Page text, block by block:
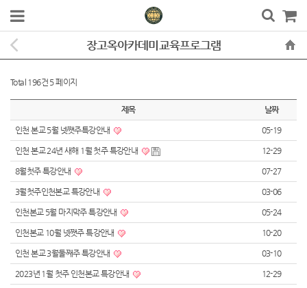
장고옥아카데미교육프로그램
Total 196건 5 페이지
제목 날짜
인천 본교 5월 넷쨋주특강안내 05-19
인천 본교 24년 새해 1월 첫주 특강안내 12-29
8월첫주 특강안내 07-27
3월첫주인천본교 특강안내 03-06
인천본교 5월 마지막주 특강안내 05-24
인천본교 10월 넷쨋주 특강안내 10-20
인천 본교 3월둘째주 특강안내 03-10
2023년 1월 첫주 인천본교 특강안내 12-29